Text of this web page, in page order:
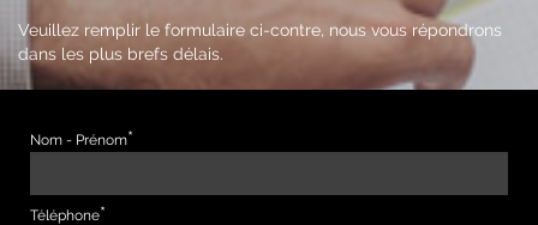
Veuillez remplir le formulaire ci-contre, nous vous répondrons
dans les plus brefs délais.
Nom - Prénom
Téléphone